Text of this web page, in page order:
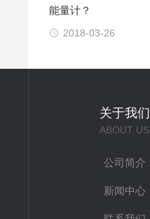
能量计？
2018-03-26
关于我们
ABOUT US
公司简介
新闻中心